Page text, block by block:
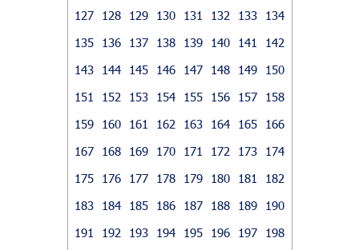
127
128 129 130 131 132 133
134
135
136 137 138 139 140 141
142
143
144 145 146 147 148 149
150
151
152 153 154 155 156 157
158
159
160 161 162 163 164 165
166
167
168 169 170 171 172 173
174
175
176 177 178 179 180 181
182
183
184 185 186 187 188 189
190
191
192 193 194 195 196 197
198